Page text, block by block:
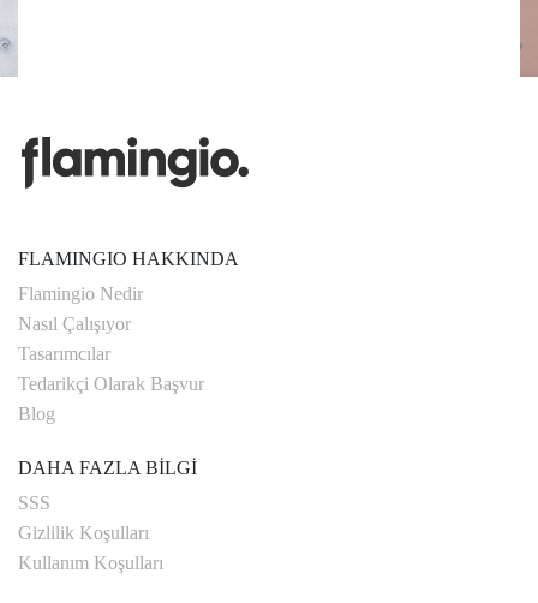
FLAMINGIO HAKKINDA
Flamingio Nedir
Nasıl Çalışıyor
Tasarımcılar
Tedarikçi Olarak Başvur
Blog
DAHA FAZLA BİLGİ
SSS
Gizlilik Koşulları
Kullanım Koşulları